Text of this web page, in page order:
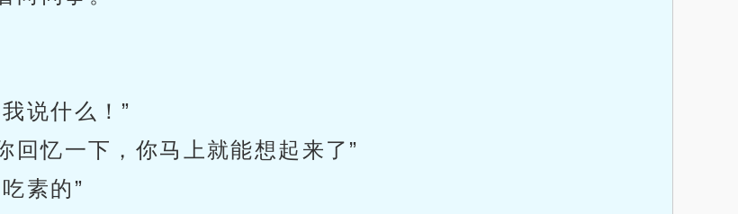
说什么！”
回忆一下，你马上就能想起来了”
素的”